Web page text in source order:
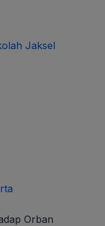
Jaksel
Orban